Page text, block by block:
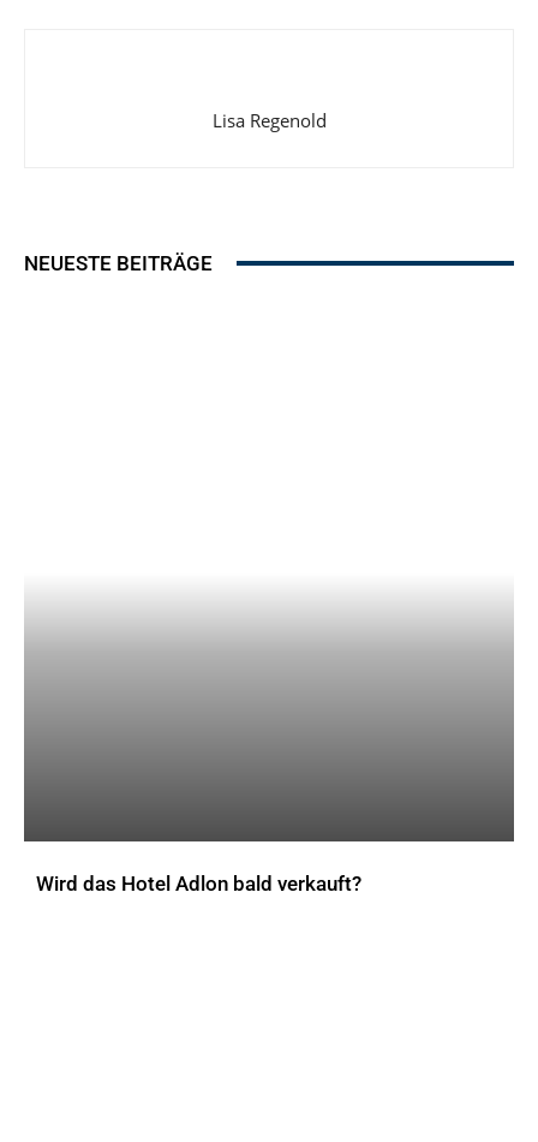
Lisa Regenold
NEUESTE BEITRÄGE
Wird das Hotel Adlon bald verkauft?